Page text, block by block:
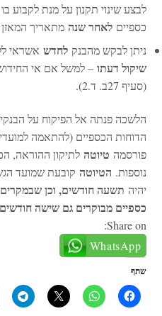
לבצע שינוי תקנון על מנת לקבוע
כספייםלאחר שנה מתאריך
ניתן לבקש מהבנקלחדש אשראי
שיקול דעתו – למשל אם אי החידוש
(סעיף 27ב. ד.2).
הלשכה פנתה אל הפיקוח על
הדוחות הכספיים (להתאמה
פורסמה טיוטה לתיקון ההוראה,
נוספות. הטיוטה קובעת שמועד
יהיה תשעה חודשים, וכן שבמקרים
כספיים מבוקרים גם שישה
Share on:
WhatsApp
שתף